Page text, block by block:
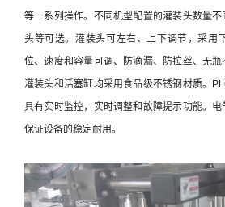
等一系列操作。不同机型配置的灌装头数量
头等可选。灌装头可左右、上下调节，采用
位、速度和容量可调、防滴漏、防拉丝、无瓶
灌装头和活塞缸均采用食品级不锈钢材质。
具有实时监控，实时调整和故障提示功能。
保证设备的稳定耐用。